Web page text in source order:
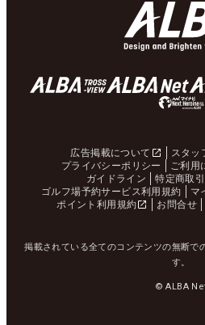
広告掲載について スタッ
プライバシーポリシー
ご利用
ガイドライン
特定商取
ゴルフ場予約サービス利用規約
マ
ポイント利用規約
お問合せ
掲載されている全てのコンテンツの無断で
す。
© ALBA